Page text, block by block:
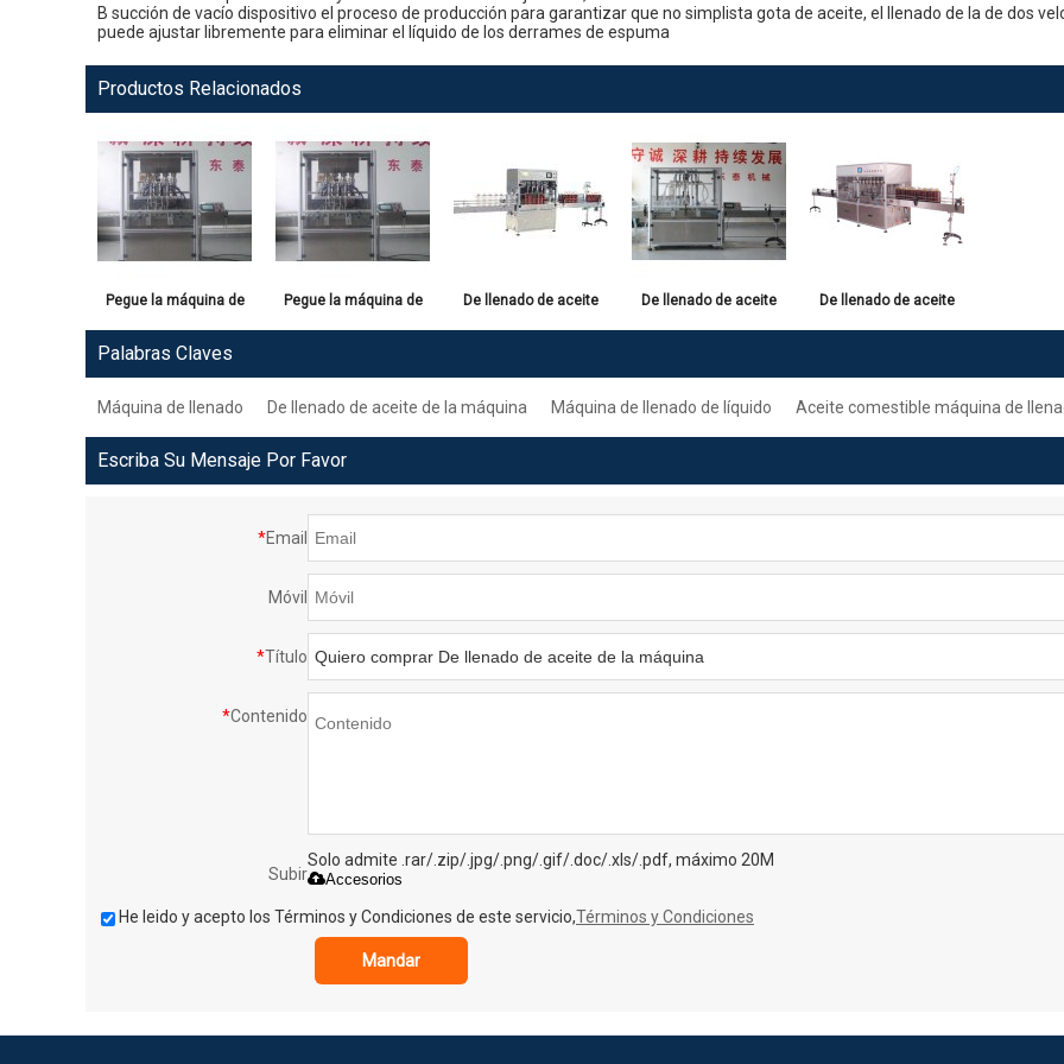
B succión de vacío dispositivo el proceso de producción para garantizar que no simplista gota de aceite, el llenado de la de dos
puede ajustar libremente para eliminarel líquido de los derrames de espuma
Productos Relacionados
Pegue la máquina de Pegue la máquina de De llenado de aceite De llenado de aceite De llenado de aceite
Palabras Claves
Máquina de llenado De llenado de aceite de la máquina Máquina de llenado de líquido Aceite comestible máquina de
Escriba Su Mensaje Por Favor
*Email
Móvil
*Título
*Contenido
Subir
Solo admite .rar/.zip/.jpg/.png/.gif/.doc/.xls/.pdf, máximo 20M
Accesorios
He leido y acepto los Términos y Condiciones de este servicio,Términos y Condiciones
Mandar